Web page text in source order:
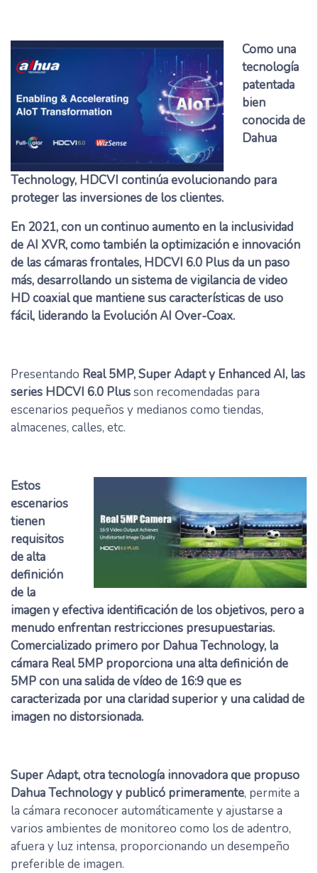
Como una
tecnología
patentada
bien
conocida de
Dahua
Technology, HDCVI continúa evolucionando para
proteger las inversiones de los clientes.
En 2021, con un continuo aumento en la inclusividad
de AI XVR, como también la optimización e innovación
de las cámaras frontales, HDCVI 6.0 Plus da un paso
más, desarrollando un sistema de vigilancia de video
HD coaxial que mantiene sus características de uso
fácil, liderando la Evolución AI Over-Coax.
Presentando Real 5MP, Super Adapt y Enhanced AI, las
series HDCVI 6.0 Plusson recomendadas para
escenarios pequeños y medianos como tiendas,
almacenes, calles, etc.
Estos
escenarios
tienen
requisitos
de alta
definición
de la
imagen y efectiva identificación de los objetivos, pero a
menudo enfrentan restricciones presupuestarias.
Comercializado primero por Dahua Technology, la
cámara Real 5MP proporciona una alta definición de
5MP con una salida de vídeo de 16:9 que es
caracterizada por una claridad superior y una calidad de
imagen no distorsionada.
Super Adapt, otra tecnología innovadora que propuso
Dahua Technology y publicó primeramente, permite a
la cámara reconocer automáticamente y ajustarse a
varios ambientes de monitoreo como los de adentro,
afuera y luz intensa, proporcionando un desempeño
preferible de imagen.